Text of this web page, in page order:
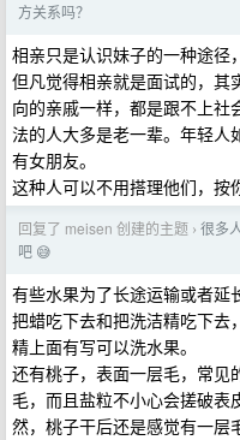
方关系吗？
相亲只是认识妹子的一种途径
但凡觉得相亲就是面试的，其
向的亲戚一样，都是跟不上社
法的人大多是老一辈。年轻
有女朋友。
这种人可以不用搭理他们，按
回复了 meisen 创建的主题 › 很多
吧 😅
有些水果为了长途运输或者延
把蜡吃下去和把洗洁精吃下去
精上面有写可以洗水果。
还有桃子，表面一层毛，常见
毛，而且盐粒不小心会搓破表
然，桃子干后还是感觉有一层